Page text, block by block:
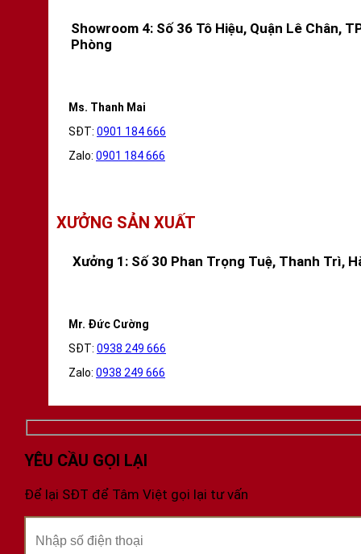
Showroom 4: Số 36 Tô Hiệu, Quận Lê Chân,
Phòng
Ms. Thanh Mai
SĐT: 0901 184 666
Zalo: 0901 184 666
XƯỞNG SẢN XUẤT
Xưởng 1: Số 30 Phan Trọng Tuệ, Thanh Trì,
Mr. Đức Cường
SĐT: 0938 249 666
Zalo: 0938 249 666
YÊU CẦU GỌI LẠI
Để lại SĐT để Tâm Việt gọi lại tư vấn